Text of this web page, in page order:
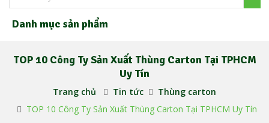
Danh mục sản phẩm
TOP 10 Công Ty Sản Xuất Thùng Carton Tại TPHCM
Uy Tín
Trang chủ Tin tức
Thùng carton
TOP 10 Công Ty Sản Xuất Thùng Carton Tại TPHCM Uy Tín